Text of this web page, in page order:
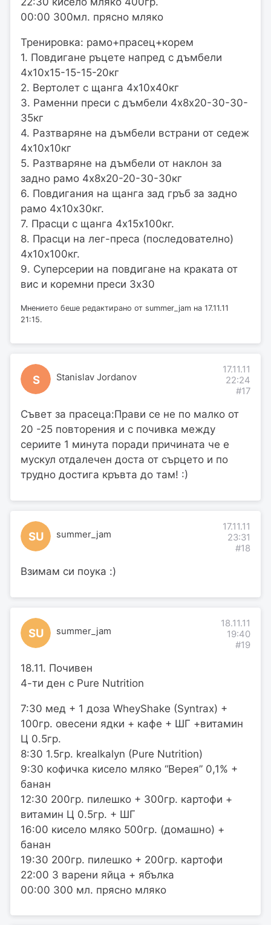
00:00 300мл. прясно мляко
Тренировка: рамо+прасец+корем
1. Повдигане ръцете напред с дъмбели
4х10х15-15-15-20кг
2. Вертолет с щанга 4х10х40кг
3. Раменни преси с дъмбели 4х8х20-30-30-
35кг
4. Разтваряне на дъмбели встрани от седеж
4х10х10кг
5. Разтваряне на дъмбели от наклон за
задно рамо 4х8х20-20-30-30кг
6. Повдигания на щанга зад гръб за задно
рамо 4х10х30кг.
7. Прасци с щанга 4х15х100кг.
8. Прасци на лег-преса (последователно)
4х10х100кг.
9. Суперсерии на повдигане на краката от
вис и коремни преси 3х30
Мнението беше редактирано от summer_jam на 17.11.11
21:15.
S Stanislav Jordanov
17.11.11
22:24
#17
Съвет за прасеца:Прави се не по малко от
20 -25 повторения и с почивка между
сериите 1 минута поради причината че е
мускул отдалечен доста от сърцето и по
трудно достига кръвта до там! :)
SU summer_jam
17.11.11
23:31
#18
Взимам си поука :)
SU summer_jam
18.11.11
19:40
#19
18.11. Почивен
4-ти ден с Pure Nutrition
7:30 мед + 1 доза WheyShake (Syntrax) +
100гр. овесени ядки + кафе + ШГ +витамин
Ц 0.5гр.
8:30 1.5гр. krealkalyn (Pure Nutrition)
9:30 кофичка кисело мляко “Верея” 0,1% +
банан
12:30 200гр. пилешко + 300гр. картофи +
витамин Ц 0.5гр. + ШГ
16:00 кисело мляко 500гр. (домашно) +
банан
19:30 200гр. пилешко + 200гр. картофи
22:00 3 варени яйца + ябълка
00:00 300 мл. прясно мляко